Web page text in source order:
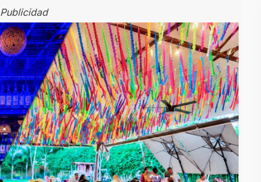
Publicidad